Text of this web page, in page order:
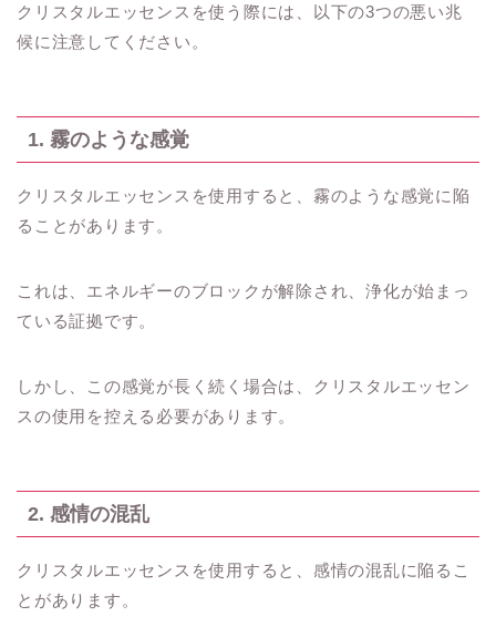
クリスタルエッセンスを使う際には、以下の3つの悪い兆
候に注意してください。
1. 霧のような感覚
クリスタルエッセンスを使用すると、霧のような感覚に陥
ることがあります。
これは、エネルギーのブロックが解除され、浄化が始まっ
ている証拠です。
しかし、この感覚が長く続く場合は、クリスタルエッセン
スの使用を控える必要があります。
2. 感情の混乱
クリスタルエッセンスを使用すると、感情の混乱に陥るこ
とがあります。